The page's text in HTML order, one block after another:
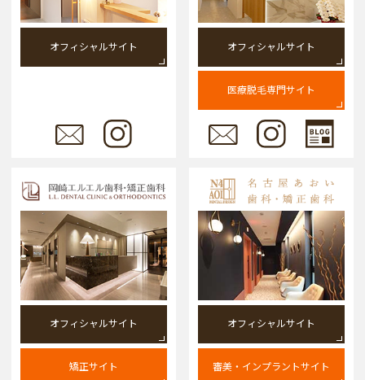
オフィシャルサイト オフィシャルサイト
医療脱毛専門サイト
オフィシャルサイト
矯正サイト
オフィシャルサイト
審美・インプラントサイト